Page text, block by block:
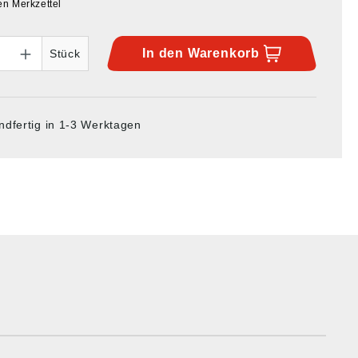
Merkzettel
Stück
In den Warenkorb
in 1-3 Werktagen